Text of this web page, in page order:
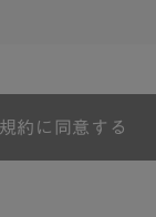
個別規定の定めが
規約に同意する